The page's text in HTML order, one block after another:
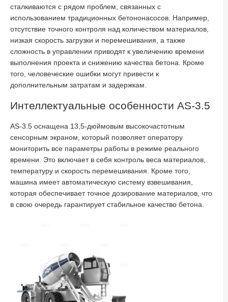
сталкиваются с рядом проблем, связанных с
использованием традиционных бетононасосов. Например,
отсутствие точного контроля над количеством материалов,
низкая скорость загрузки и перемешивания, а также
сложность в управлении приводят к увеличению времени
выполнения проекта и снижению качества бетона. Кроме
того, человеческие ошибки могут привести к
дополнительным затратам и задержкам.
Интеллектуальные особенности AS-3.5
AS-3.5 оснащена 13,5-дюймовым высокочастотным
сенсорным экраном, который позволяет оператору
мониторить все параметры работы в режиме реального
времени. Это включает в себя контроль веса материалов,
температуру и скорость перемешивания. Кроме того,
машина имеет автоматическую систему взвешивания,
которая обеспечивает точное дозирование материалов, что
в свою очередь гарантирует стабильное качество бетона.